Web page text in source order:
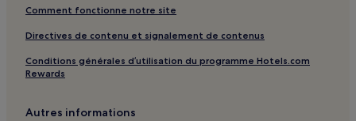
Bemowo : hôtels 2 étoiles
Bemowo : hôtels 3 étoiles
Ursus : hôtels Hôtels avec parking
Ursus : hôtels 2 étoiles
Ursus : hôtels 4 étoiles
Comment fonctionne notre site
Directives de contenu et signalement de contenus
Conditions générales d’utilisation du programme Hotels.com
Rewards
Autres informations